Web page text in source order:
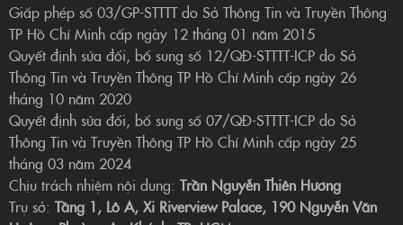
Giấp phép số 03/GP-STTTT do Sở Thông Tin và Truyền Thông
TP Hồ Chí Minh cấp ngày 12 tháng 01 năm 2015
Quyết định sửa đổi, bổ sung số 12/QĐ-STTTT-ICP do Sở
Thông Tin và Truyền Thông TP Hồ Chí Minh cấp ngày 26
tháng 10 năm 2020
Quyết định sửa đổi, bổ sung số 07/QĐ-STTTT-ICP do Sở
Thông Tin và Truyền Thông TP Hồ Chí Minh cấp ngày 25
tháng 03 năm 2024
Chịu trách nhiệm nội dung: Trần Nguyễn Thiên Hương
Trụ sở: Tầng 1, Lô A, Xi Riverview Palace, 190 Nguyễn Văn